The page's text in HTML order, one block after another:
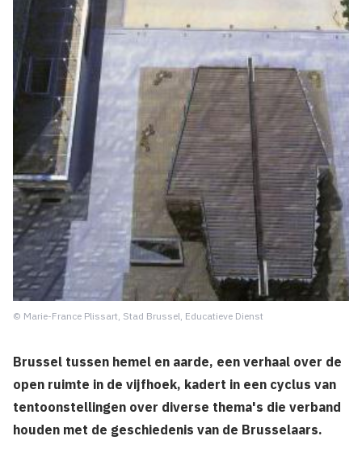
© Marie-France Plissart, Stad Brussel, Educatieve Dienst
Brussel tussen hemel en aarde, een verhaal over de
open ruimte in de vijfhoek, kadert in een cyclus van
tentoonstellingen over diverse thema's die verband
houden met de geschiedenis van de Brusselaars.